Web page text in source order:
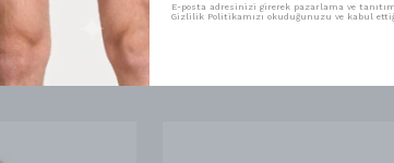
E-posta adresinizi girerek pazarlama ve
Gizlilik Politikamızı okuduğunuzu ve kabul